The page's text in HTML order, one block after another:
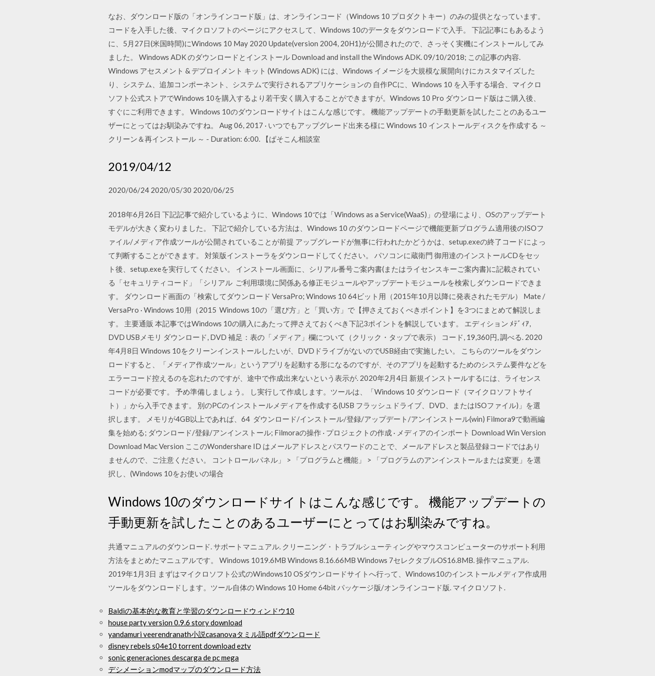
なお、ダウンロード版の「オンラインコード版」は、オンラインコード（Windows 10 プロダクトキー）のみの提供となっています。
コードを入手した後、マイクロソフトのページにアクセスして、Windows 10のデータをダウンロードで入手。 下記記事にもあるよう
に、5月27日(米国時間)にWindows 10 May 2020 Update(version 2004, 20H1)が公開されたので、さっそく実機にインストールしてみ
ました。 Windows ADK のダウンロードとインストール Download and install the Windows ADK. 09/10/2018; この記事の内容.
Windows アセスメント & デプロイメント キット (Windows ADK) には、Windows イメージを大規模な展開向けにカスタマイズした
り、システム、追加コンポーネント、システムで実行されるアプリケーションの 自作PCに、Windows 10 を入手する場合、マイクロ
ソフト公式ストアでWindows 10を購入するより若干安く購入することができますが。Windows 10 Pro ダウンロード版はご購入後、
すぐにご利用できます。 Windows 10のダウンロードサイトはこんな感じです。 機能アップデートの手動更新を試したことのあるユー
ザーにとってはお馴染みですね。 Aug 06, 2017 · いつでもアップグレード出来る様に Windows 10 インストールディスクを作成する ～
クリーン＆再インストール ～ - Duration: 6:00. 【ぱそこん相談室
2019/04/12
2020/06/24 2020/05/30 2020/06/25
2018年6月26日 下記記事で紹介しているように、Windows 10では「Windows as a Service(WaaS)」の登場により、OSのアップデート
モデルが大きく変わりました。 下記で紹介している方法は、Windows 10 のダウンロードページで機能更新プログラム適用後のISOフ
ァイル/メディア作成ツールが公開されていることが前提 アップグレードが無事に行われたかどうかは、setup.exeの終了コードによっ
て判断することができます。 対策版インストーラをダウンロードしてください。 パソコンに蔵衛門 御用達のインストールCDをセッ
ト後、setup.exeを実行してください。 インストール画面に、シリアル番号ご案内書(またはライセンスキーご案内書)に記載されてい
る「セキュリティコード」「シリアル ご利用環境に関係ある修正モジュールやアップデートモジュールを検索しダウンロードできま
す。 ダウンロード画面の「検索してダウンロード VersaPro; Windows 10 64ビット用（2015年10月以降に発表されたモデル） Mate /
VersaPro · Windows 10用（2015 Windows 10の「選び方」と「買い方」で【押さえておくべきポイント】を3つにまとめて解説しま
す。 主要通販 本記事ではWindows 10の購入にあたって押さえておくべき下記3ポイントを解説しています。 エディション ﾒﾃﾞｨｱ,
DVD USBメモリ ダウンロード, DVD 補足：表の「メディア」欄について（クリック・タップで表示） コード, 19,360円, 調べる. 2020
年4月8日 Windows 10をクリーンインストールしたいが、DVDドライブがないのでUSB経由で実施したい。 こちらのツールをダウン
ロードすると、「メディア作成ツール」というアプリを起動する形になるのですが、そのアプリを起動するためのシステム要件などを
エラーコード控えるのを忘れたのですが、途中で作成出来ないという表示が. 2020年2月4日 新規インストールするには、ライセンス
コードが必要です。 予め準備しましょう。 し実行して作成します。ツールは、「Windows 10 ダウンロード（マイクロソフトサイ
ト）」から入手できます。 別のPCのインストールメディアを作成する(USB フラッシュドライブ、DVD、またはISOファイル)」を選
択します。 メモリが4GB以上であれば、64 ダウンロード/インストール/登録/アップデート/アンインストール(win) Filmora9で動画編
集を始める; ダウンロード/登録/アンインストール; Filmoraの操作 · プロジェクトの作成 · メディアのインポート Download Win Version
Download Mac Version ここのWondershare ID はメールアドレスとパスワードのことで、メールアドレスと製品登録コードではあり
ませんので、ご注意ください。 コントロールパネル」 > 「プログラムと機能」 > 「プログラムのアンインストールまたは変更」を選
択し、(Windows 10をお使いの場合
Windows 10のダウンロードサイトはこんな感じです。 機能アップデートの
手動更新を試したことのあるユーザーにとってはお馴染みですね。
共通マニュアルのダウンロード. サポートマニュアル. クリーニング・トラブルシューティングやマウスコンピューターのサポート利用
方法をまとめたマニュアルです。 Windows 1019.6MB Windows 8.16.66MB Windows 7セレクタブルOS16.8MB. 操作マニュアル.
2019年1月3日 まずはマイクロソフト公式のWindows10 OSダウンロードサイトへ行って、Windows10のインストールメディア作成用
ツールをダウンロードします。ツール自体の Windows 10 Home 64bit パッケージ版/オンラインコード版. マイクロソフト.
Baldiの基本的な教育と学習のダウンロードウィンドウ10
house party version 0.9.6 story download
yandamuri veerendranath小説casanovaタミル語pdfダウンロード
disney rebels s04e10 torrent download eztv
sonic generaciones descarga de pc mega
デシメーションmodマップのダウンロード方法